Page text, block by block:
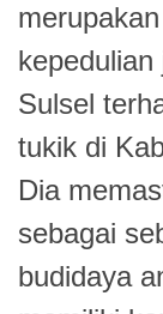
Sulsel
tukik di
Dia
sebagai
budidaya